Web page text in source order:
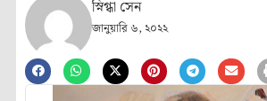
স্নিগ্ধা সেন
জানুয়ারি ৬, ২০২২